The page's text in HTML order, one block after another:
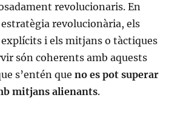
revolucionaris. En
revolucionària, els
i els mitjans o tàctiques
són coherents amb aquests
s’entén queno es pot superar
mitjans alienants.